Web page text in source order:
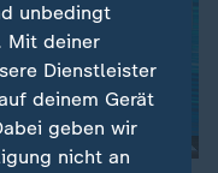
unbedingt
Mit deiner
Dienstleister
deinem Gerät
geben wir
nicht an